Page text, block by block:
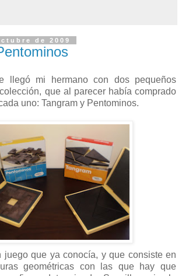
de 2009
llegó mi hermano con dos pequeños
que al parecer había comprado
uno: Tangram y Pentominos.
juego que ya conocía, y que consiste en
geométricas con las que hay que